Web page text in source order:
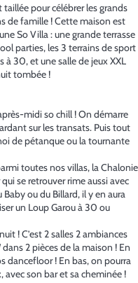
pour célébrer les grands
de famille ! Cette maison est
So Villa : une grande terrasse
parties, les 3 terrains de sport
à 30, et une salle de jeux XXL
tombée !
midi so chill ! On démarre
sur les transats. Puis tout
de pétanque ou la tournante
toutes nos villas, la Chalonie
se retrouver rime aussi avec
Baby ou du Billard, il y en aura
un Loup Garou à 30 ou
! C’est 2 salles 2 ambiances
2 pièces de la maison ! En
dancefloor ! En bas, on pourra
avec son bar et sa cheminée !